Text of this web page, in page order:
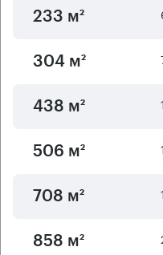
233 м²
304 м²
438 м²
506 м²
708 м²
858 м²